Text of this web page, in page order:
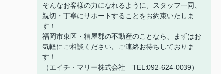
そんなお客様の力になれるように、スタッフ一同、
親切・丁寧にサポートすることをお約束いたしま
す！
福岡市東区・糟屋郡の不動産のことなら、まずはお
気軽にご相談ください。ご連絡お待ちしておりま
す！
（エイチ・マリー株式会社 TEL:092-624-0039）